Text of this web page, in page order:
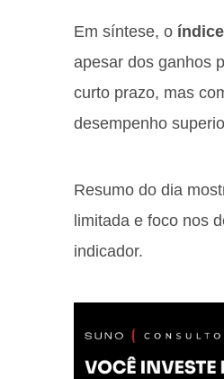
Em síntese, o
apesar dos ganhos
curto prazo, mas
desempenho
Resumo do dia
limitada e foco nos
indicador.